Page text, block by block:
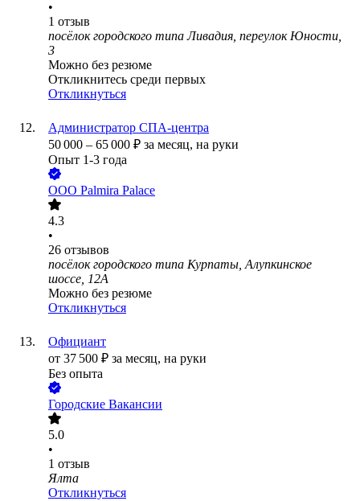
•
1 отзыв
посёлок городского типа Ливадия, переулок Юности,
3
Можно без резюме
Откликнитесь среди первых
Откликнуться
Администратор СПА-центра
50 000 – 65 000 ₽ за месяц, на руки
Опыт 1-3 года
ООО Palmira Palace
4.3
•
26 отзывов
посёлок городского типа Курпаты, Алупкинское
шоссе, 12А
Можно без резюме
Откликнуться
Официант
от 37 500 ₽ за месяц, на руки
Без опыта
Городские Вакансии
5.0
•
1 отзыв
Ялта
Откликнуться